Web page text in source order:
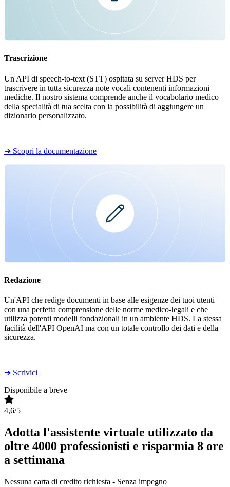
Trascrizione
Un'API di speech-to-text (STT) ospitata su server HDS per
trascrivere in tutta sicurezza note vocali contenenti informazioni
mediche. Il nostro sistema comprende anche il vocabolario medico
della specialità di tua scelta con la possibilità di aggiungere un
dizionario personalizzato.
➔ Scopri la documentazione
Redazione
Un'API che redige documenti in base alle esigenze dei tuoi utenti
con una perfetta comprensione delle norme medico-legali e che
utilizza potenti modelli fondazionali in un ambiente HDS. La stessa
facilità dell'API OpenAI ma con un totale controllo dei dati e della
sicurezza.
➔ Scrivici
Disponibile a breve
4,6/5
Adotta l'assistente virtuale utilizzato da
oltre 4000 professionisti e risparmia 8 ore
a settimana
Nessuna carta di credito richiesta - Senza impegno